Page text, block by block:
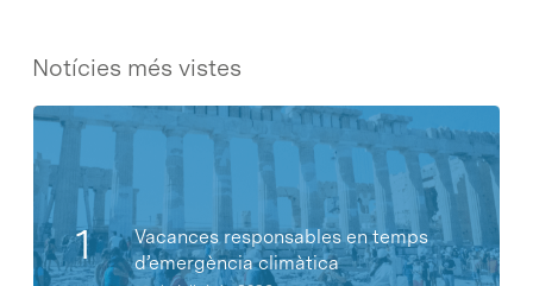
Notícies més vistes
Vacances responsables en temps
d’emergència climàtica